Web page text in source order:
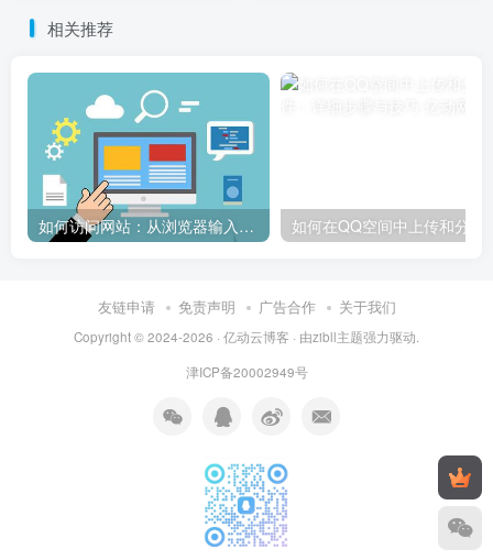
相关推荐
如何访问网站：从浏览器输入到页面加载的完整步骤详解
友链申请 免责声明 广告合作 关于我们
Copyright © 2024-2026 · 亿动云博客 · 由zibll主题强力驱动.
津ICP备20002949号